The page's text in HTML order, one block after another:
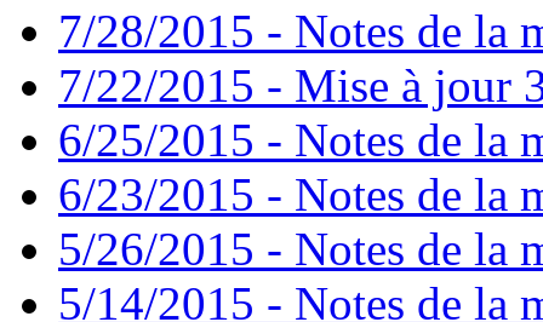
7/28/2015 - Notes de la
7/22/2015 - Mise à jour
6/25/2015 - Notes de la
6/23/2015 - Notes de la
5/26/2015 - Notes de la
5/14/2015 - Notes de la